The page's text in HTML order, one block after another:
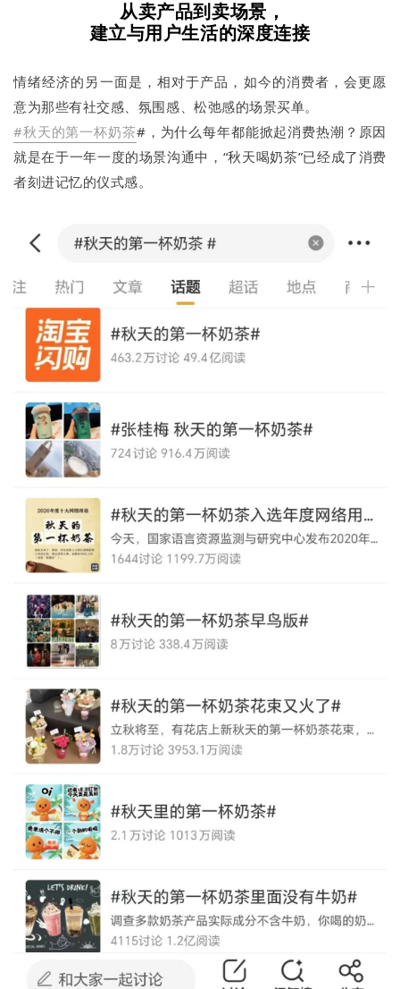
从卖产品到卖场景，
建立与用户生活的深度连接
情绪经济的另一面是，相对于产品，如今的消费者，会更愿
意为那些有社交感、氛围感、松弛感的场景买单。
#秋天的第一杯奶茶#，为什么每年都能掀起消费热潮？原因
就是在于一年一度的场景沟通中，“秋天喝奶茶”已经成了消费
者刻进记忆的仪式感。